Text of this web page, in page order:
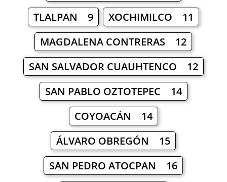
TLALPAN 9
XOCHIMILCO 11
MAGDALENA CONTRERAS 12
SAN SALVADOR CUAUHTENCO 12
SAN PABLO OZTOTEPEC 14
COYOACÁN 14
ÁLVARO OBREGÓN 15
SAN PEDRO ATOCPAN 16